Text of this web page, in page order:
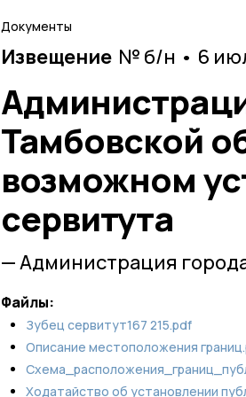
Документы
Извещение № б/н • 6
Тамбовской
возможном
сервитута
— Администрация
Файлы:
Зубец cервитут167 215.pdf
Описание местоположения
Ходатайство об установлении